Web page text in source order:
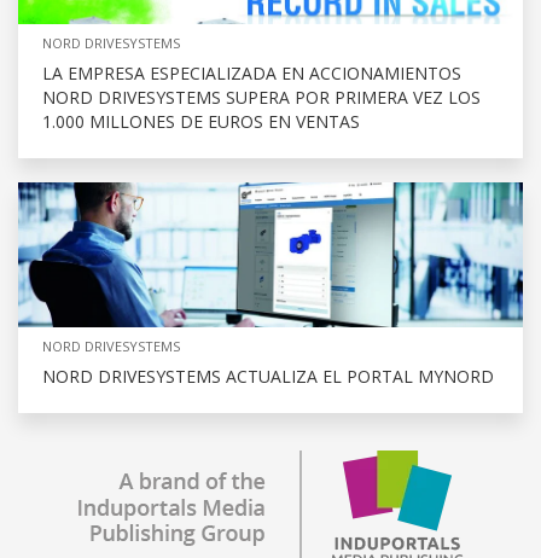
NORD DRIVESYSTEMS
LA EMPRESA ESPECIALIZADA EN ACCIONAMIENTOS
NORD DRIVESYSTEMS SUPERA POR PRIMERA VEZ LOS
1.000 MILLONES DE EUROS EN VENTAS
NORD DRIVESYSTEMS
NORD DRIVESYSTEMS ACTUALIZA EL PORTAL MYNORD